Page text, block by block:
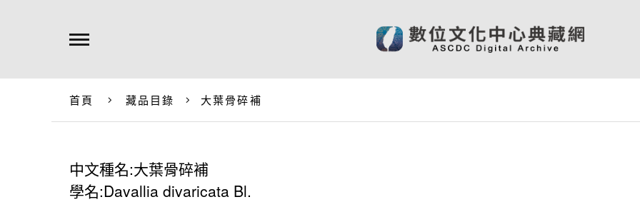
首頁 藏品目錄 大葉骨碎補
中文種名:大葉骨碎補
學名:Davallia divaricata Bl.